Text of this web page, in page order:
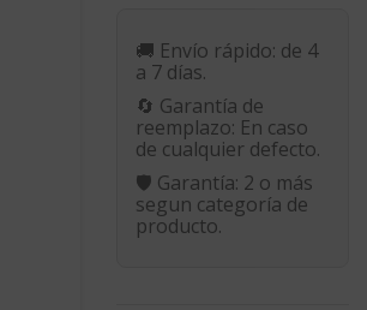
🚚 Envío rápido: de 4
a 7 días.
🔄 Garantía de
reemplazo: En caso
de cualquier defecto.
🛡️ Garantía: 2 o más
segun categoría de
producto.